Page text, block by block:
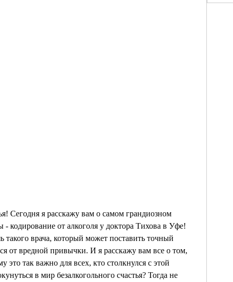
Сегодня я расскажу вам о самом грандиозном
кодирование от алкоголя у доктора Тихова в Уфе!
такого врача, который может поставить точный
от вредной привычки. И я расскажу вам все о том,
это так важно для всех, кто столкнулся с этой
в мир безалкогольного счастья? Тогда не